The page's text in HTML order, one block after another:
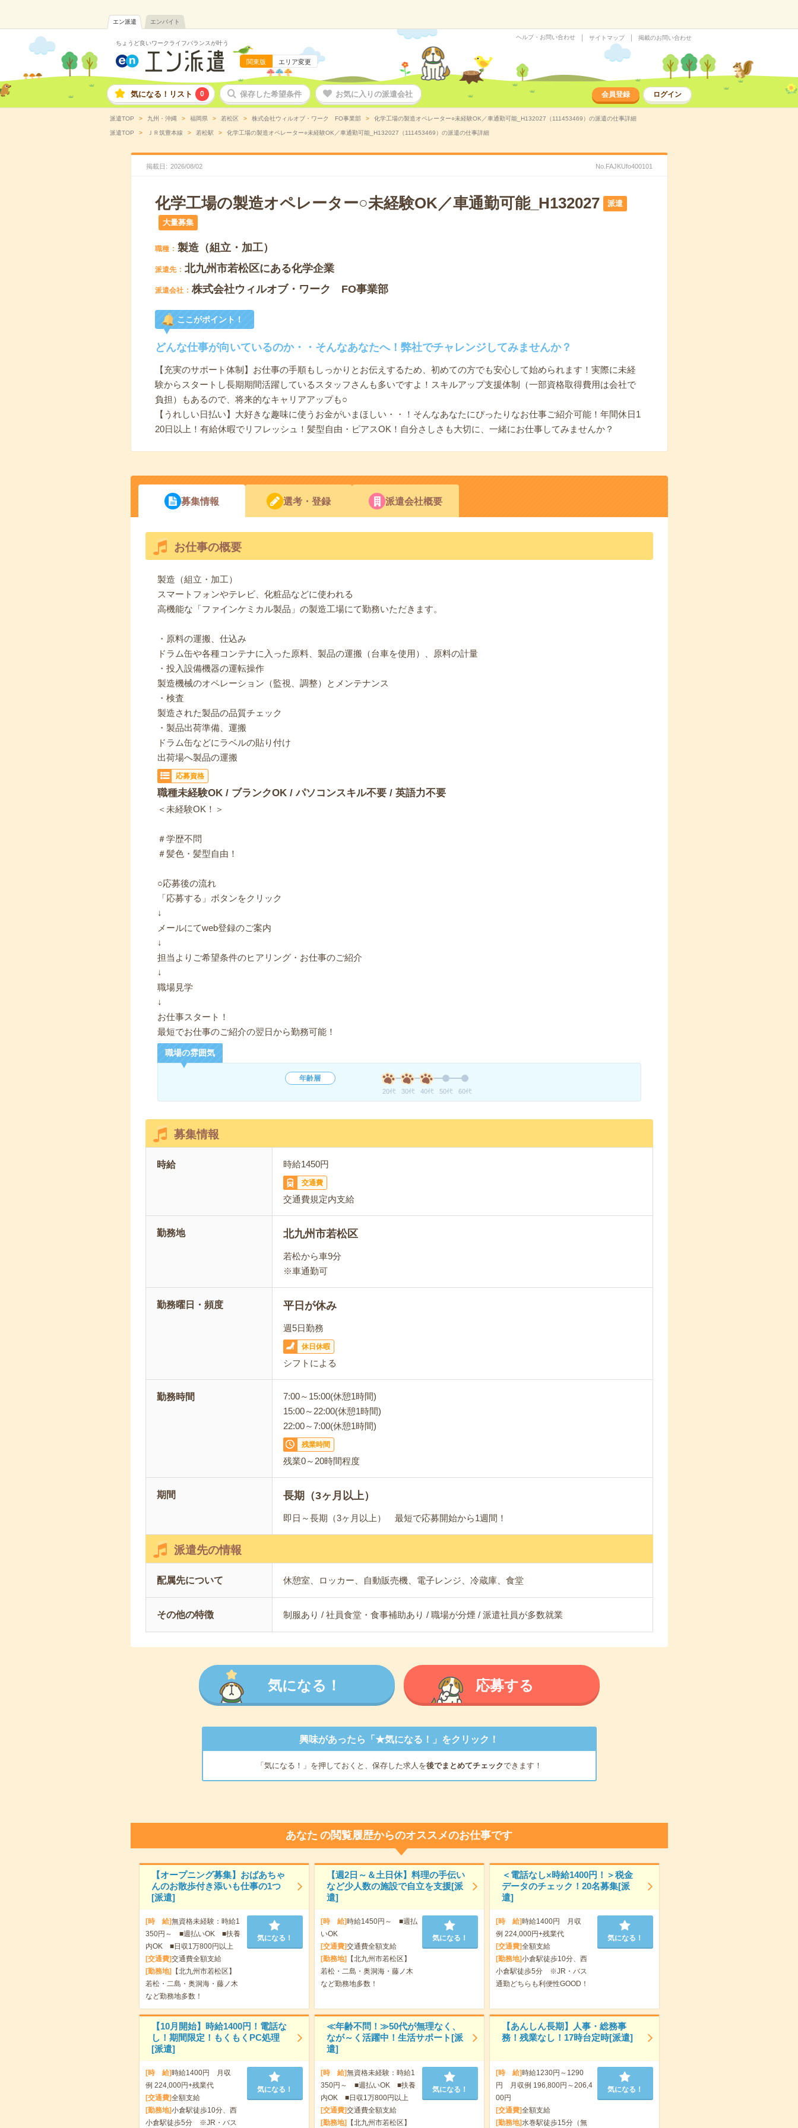
エン派遣 エンバイト
ちょうど良いワークライフバランスが叶う
関東版 エリア変更
ヘルプ・お問い合わせ サイトマップ 掲載のお問い合わせ
気になる！リスト 0 保存した希望条件 お気に入りの派遣会社 会員登録 ログイン
派遣TOP 九州・沖縄 福岡県 若松区 株式会社ウィルオブ・ワーク FO事業部 化学工場の製造オペレーター○未経験OK／車通勤可能_H132027（111453469）の派遣の仕事詳細
派遣TOP ＪＲ筑豊本線 若松駅 化学工場の製造オペレーター○未経験OK／車通勤可能_H132027（111453469）の派遣の仕事詳細
掲載日 2026/08/02 No.FAJKUfo400101
化学工場の製造オペレーター○未経験OK／車通勤可能_H132027 派遣
大量募集
職種 製造（組立・加工）
派遣先 北九州市若松区にある化学企業
派遣会社 株式会社ウィルオブ・ワーク FO事業部
ここがポイント！
どんな仕事が向いているのか・・そんなあなたへ！弊社でチャレンジしてみませんか？
【充実のサポート体制】お仕事の手順もしっかりとお伝えするため、初めての方でも安心して始められます！実際に未経
験からスタートし長期期間活躍しているスタッフさんも多いですよ！スキルアップ支援体制（一部資格取得費用は会社で
負担）もあるので、将来的なキャリアアップも○
【うれしい日払い】大好きな趣味に使うお金がいまほしい・・！そんなあなたにぴったりなお仕事ご紹介可能！年間休日1
20日以上！有給休暇でリフレッシュ！髪型自由・ピアスOK！自分さしさも大切に、一緒にお仕事してみませんか？
募集情報 選考・登録 派遣会社概要
お仕事の概要
製造（組立・加工）
スマートフォンやテレビ、化粧品などに使われる
高機能な「ファインケミカル製品」の製造工場にて勤務いただきます。
・原料の運搬、仕込み
ドラム缶や各種コンテナに入った原料、製品の運搬（台車を使用）、原料の計量
・投入設備機器の運転操作
製造機械のオペレーション（監視、調整）とメンテナンス
・検査
製造された製品の品質チェック
・製品出荷準備、運搬
ドラム缶などにラベルの貼り付け
出荷場へ製品の運搬
応募資格
職種未経験OK / ブランクOK / パソコンスキル不要 / 英語力不要
＜未経験OK！＞
＃学歴不問
＃髪色・髪型自由！
○応募後の流れ
「応募する」ボタンをクリック
↓
メールにてweb登録のご案内
↓
担当よりご希望条件のヒアリング・お仕事のご紹介
↓
職場見学
↓
お仕事スタート！
最短でお仕事のご紹介の翌日から勤務可能！
職場の雰囲気
年齢層
20代 30代 40代 50代 60代
募集情報
時給 時給1450円
交通費
交通費規定内支給
勤務地 北九州市若松区
若松から車9分
※車通勤可
勤務曜日・頻度 平日が休み
週5日勤務
休日休暇
シフトによる
勤務時間
7:00～15:00(休憩1時間)
15:00～22:00(休憩1時間)
22:00～7:00(休憩1時間)
残業時間
残業0～20時間程度
期間 長期（3ヶ月以上）
即日～長期（3ヶ月以上） 最短で応募開始から1週間！
派遣先の情報
配属先について 休憩室、ロッカー、自動販売機、電子レンジ、冷蔵庫、食堂
その他の特徴 制服あり / 社員食堂・食事補助あり / 職場が分煙 / 派遣社員が多数就業
気になる！ 応募する
興味があったら「★気になる！」をクリック！
「気になる！」を押しておくと、保存した求人を後でまとめてチェックできます！
あなた の閲覧履歴からのオススメのお仕事です
【オープニング募集】おばあちゃ
んのお散歩付き添いも仕事の1つ
[派遣]
[時 給]無資格未経験：時給1
350円～ ■週払いOK ■扶養
内OK ■日収1万800円以上
[交通費]交通費全額支給
[勤務地]
【北九州市若松区】
若松・二島・奥洞海・藤ノ木
など勤務地多数！
気になる！
【週2日～＆土日休】料理の手伝い
など少人数の施設で自立を支援[派
遣]
[時 給]時給1450円～ ■週払
いOK
[交通費]交通費全額支給
[勤務地]
【北九州市若松区】
若松・二島・奥洞海・藤ノ木
など勤務地多数！
気になる！
＜電話なし×時給1400円！＞税金
データのチェック！20名募集[派
遣]
[時 給]時給1400円 月収
例 224,000円+残業代
[交通費]全額支給
[勤務地]小倉駅徒歩10分、西
小倉駅徒歩5分 ※JR・バス
通勤どちらも利便性GOOD！
気になる！
【10月開始】時給1400円！電話な
し！期間限定！もくもくPC処理
[派遣]
[時 給]時給1400円 月収
例 224,000円+残業代
[交通費]全額支給
[勤務地]小倉駅徒歩10分、西
小倉駅徒歩5分 ※JR・バス
気になる！
≪年齢不問！≫50代が無理なく、
なが～く活躍中！生活サポート[派
遣]
[時 給]無資格未経験：時給1
350円～ ■週払いOK ■扶養
内OK ■日収1万800円以上
[交通費]交通費全額支給
[勤務地]
【北九州市若松区】
気になる！
【あんしん長期】人事・総務事
務！残業なし！17時台定時[派遣]
[時 給]時給1230円～1290
円 月収例 196,800円～206,4
00円
[交通費]全額支給
[勤務地]水巻駅徒歩15分（無
気になる！